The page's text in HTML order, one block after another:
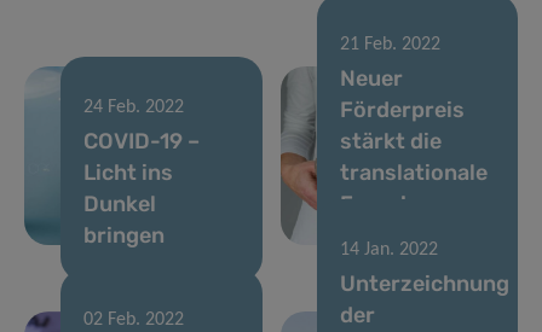
24 Feb. 2022
COVID-19 –
Licht ins
Dunkel
bringen
21 Feb. 2022
Neuer
Förderpreis
stärkt die
translationale
Forschung
des LIH
02 Feb. 2022
14 Jan. 2022
Unterzeichnung
der